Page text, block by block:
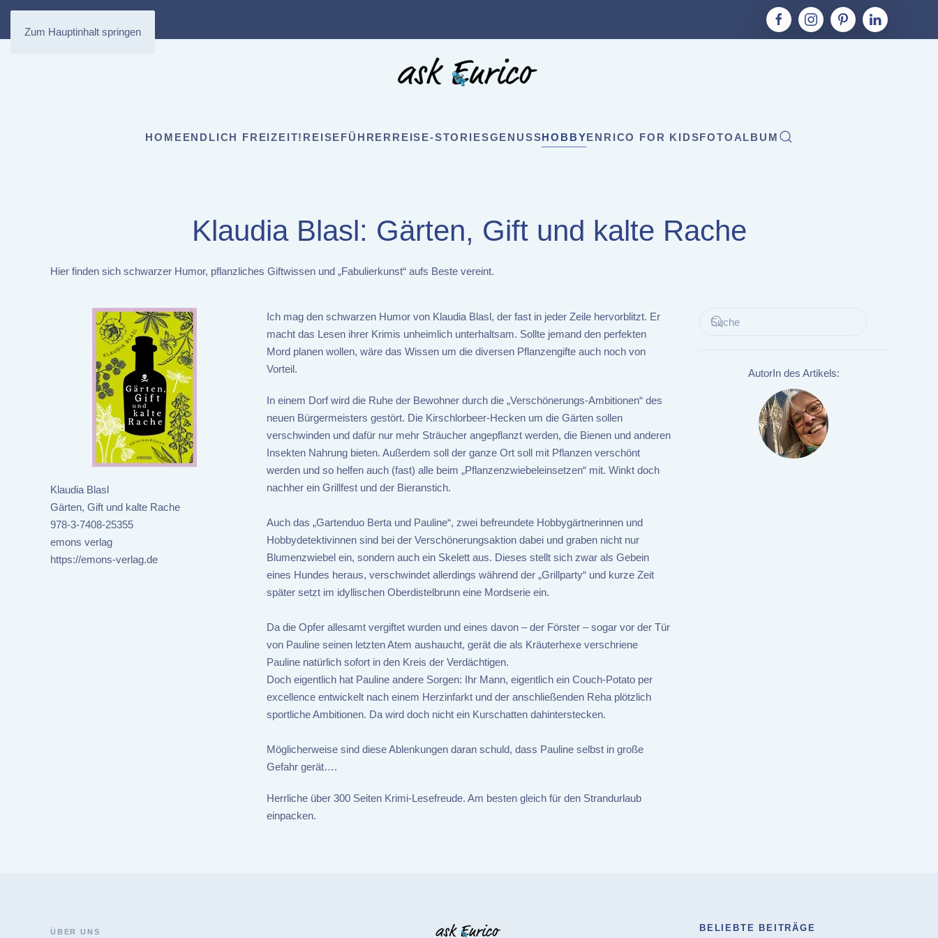
Zum Hauptinhalt springen
HOMEENDLICH FREIZEIT! REISEFÜHRER REISE-STORIESGENUSSHOBBYENRICO FOR KIDSFOTOALBUM
Klaudia Blasl: Gärten, Gift und kalte Rache
Hier finden sich schwarzer Humor, pflanzliches Giftwissen und „Fabulierkunst“ aufs Beste vereint.
Klaudia Blasl
Gärten, Gift und kalte Rache
978-3-7408-25355
emons verlag
https://emons-verlag.de
Ich mag den schwarzen Humor von Klaudia Blasl, der fast in jeder Zeile hervorblitzt. Er
macht das Lesen ihrer Krimis unheimlich unterhaltsam. Sollte jemand den perfekten
Mord planen wollen, wäre das Wissen um die diversen Pflanzengifte auch noch von
Vorteil.
In einem Dorf wird die Ruhe der Bewohner durch die „Verschönerungs-Ambitionen“ des
neuen Bürgermeisters gestört. Die Kirschlorbeer-Hecken um die Gärten sollen
verschwinden und dafür nur mehr Sträucher angepflanzt werden, die Bienen und anderen
Insekten Nahrung bieten. Außerdem soll der ganze Ort soll mit Pflanzen verschönt
werden und so helfen auch (fast) alle beim „Pflanzenzwiebeleinsetzen“ mit. Winkt doch
nachher ein Grillfest und der Bieranstich.
Auch das „Gartenduo Berta und Pauline“, zwei befreundete Hobbygärtnerinnen und
Hobbydetektivinnen sind bei der Verschönerungsaktion dabei und graben nicht nur
Blumenzwiebel ein, sondern auch ein Skelett aus. Dieses stellt sich zwar als Gebein
eines Hundes heraus, verschwindet allerdings während der „Grillparty“ und kurze Zeit
später setzt im idyllischen Oberdistelbrunn eine Mordserie ein.
Da die Opfer allesamt vergiftet wurden und eines davon – der Förster – sogar vor der Tür
von Pauline seinen letzten Atem aushaucht, gerät die als Kräuterhexe verschriene
Pauline natürlich sofort in den Kreis der Verdächtigen.
Doch eigentlich hat Pauline andere Sorgen: Ihr Mann, eigentlich ein Couch-Potato per
excellence entwickelt nach einem Herzinfarkt und der anschließenden Reha plötzlich
sportliche Ambitionen. Da wird doch nicht ein Kurschatten dahinterstecken.
Möglicherweise sind diese Ablenkungen daran schuld, dass Pauline selbst in große
Gefahr gerät….
Herrliche über 300 Seiten Krimi-Lesefreude. Am besten gleich für den Strandurlaub
einpacken.
AutorIn des Artikels:
ÜBER UNS BELIEBTE BEITRÄGE